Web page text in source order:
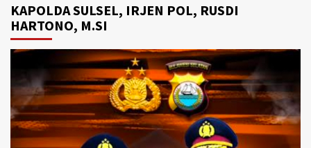
KAPOLDA SULSEL, IRJEN POL, RUSDI
HARTONO, M.SI